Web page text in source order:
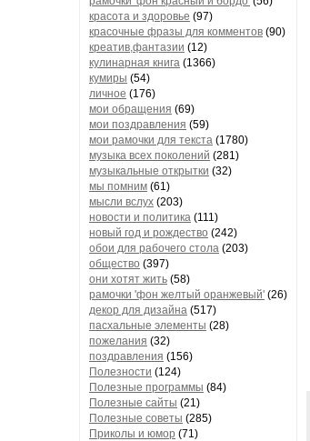
красота и здоровье (97)
красочные фразы для комментов (90)
креатив,фантазии (12)
кулинарная книга (1366)
кумиры (54)
личное (176)
мои обращения (69)
мои поздравления (59)
мои рамочки для текста (1780)
музыка всех поколений (281)
музыкальные открытки (32)
мы помним (61)
мысли вслух (203)
новости и политика (111)
новый год и рождество (242)
обои для рабочего стола (203)
общество (397)
они хотят жить (58)
рамочки 'фон желтый оранжевый' (26)
декор для дизайна (517)
пасхальные элементы (28)
пожелания (32)
поздравления (156)
Полезности (124)
Полезные программы (84)
Полезные сайты (21)
Полезные советы (285)
Приколы и юмор (71)